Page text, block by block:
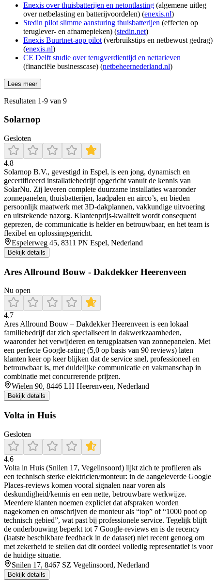
Enexis over thuisbatterijen en netontlasting (algemene uitleg
over netbelasting en batterijvoordelen) (enexis.nl)
Stedin pilot slimme aansturing thuisbatterijen (effecten op
teruglever- en afnamepieken) (stedin.net)
Enexis Buurtnet‑app pilot (verbruikstips en netbewust gedrag)
(enexis.nl)
CE Delft studie over terugverdientijd en nettarieven
(financiële businesscase) (netbeheernederland.nl)
Lees meer
Resultaten 1-9 van 9
Solarnop
Gesloten
4.8
Solarnop B.V., gevestigd in Espel, is een jong, dynamisch en
gecertificeerd installatiebedrijf opgericht vanuit de kennis van
SolarNu. Zij leveren complete duurzame installaties waaronder
zonnepanelen, thuisbatterijen, laadpalen en airco’s, en bieden
persoonlijk maatwerk met 3D-dakplannen, vakkundige uitvoering
en uitstekende nazorg. Klantenprijs-kwaliteit wordt consequent
geprezen, de communicatie is helder en betrouwbaar, en het team is
flexibel en oplossingsgericht.
Espelerweg 45, 8311 PN Espel, Nederland
Bekijk details
Ares Allround Bouw - Dakdekker Heerenveen
Nu open
4.7
Ares Allround Bouw – Dakdekker Heerenveen is een lokaal
familiebedrijf dat zich specialiseert in dakwerkzaamheden,
waaronder het verwijderen en terugplaatsen van zonnepanelen. Met
een perfecte Google-rating (5,0 op basis van 90 reviews) laten
klanten keer op keer blijken dat de service snel, professioneel en
betrouwbaar is, met duidelijke communicatie en vakmanschap in
combinatie met concurrerende prijzen.
Wielen 90, 8446 LH Heerenveen, Nederland
Bekijk details
Volta in Huis
Gesloten
4.6
Volta in Huis (Snilen 17, Vegelinsoord) lijkt zich te profileren als
een technisch sterke elektricien/monteur: in de aangeleverde Google
Places-reviews komen vooral signalen naar voren als
deskundigheid/kennis en een nette, betrouwbare werkwijze.
Meerdere klanten noemen expliciet dat afspraken worden
nagekomen en omschrijven de monteur als “top” of “1000 poot op
technisch gebied”, wat past bij professionele service. Tegelijk blijft
de onderbouwing beperkt tot 7 Google-reviews en is de recency
(laatste beschikbare feedback in de dataset) niet recent genoeg om
met zekerheid te stellen dat dit oordeel volledig representatief is voor
de huidige situatie.
Snilen 17, 8467 SZ Vegelinsoord, Nederland
Bekijk details